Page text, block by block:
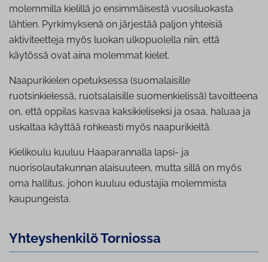
molemmilla kielillä jo ensimmäisestä vuosiluokasta
lähtien. Pyrkimyksenä on järjestää paljon yhteisiä
aktiviteetteja myös luokan ulkopuolella niin, että
käytössä ovat aina molemmat kielet.
Naapurikielen opetuksessa (suomalaisille
ruotsinkielessä, ruotsalaisille suomenkielissä) tavoitteena
on, että oppilas kasvaa kaksikieliseksi ja osaa, haluaa ja
uskaltaa käyttää rohkeasti myös naapurikieltä.
Kielikoulu kuuluu Haaparannalla lapsi- ja
nuorisolautakunnan alaisuuteen, mutta sillä on myös
oma hallitus, johon kuuluu edustajia molemmista
kaupungeista.
Yh­teys­hen­ki­lö Torniossa